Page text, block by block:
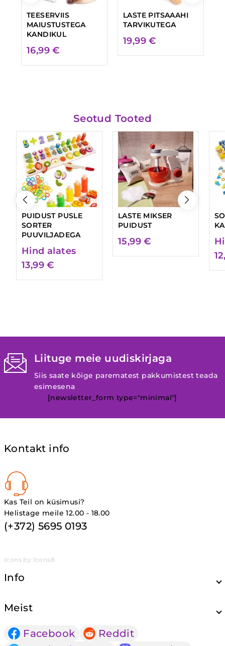
TEESERVIIS
MAIUSTUSTEGA
KANDIKUL
16,99€
LASTE PITSAAAHI
TARVIKUTEGA
19,99€
Seotud Tooted
PUIDUST PUSLE
SORTER
PUUVILJADEGA
Hind alates
13,99€
LASTE MIKSER
PUIDUST
15,99€
Liituge meie uudiskirjaga
Siis saate kõige parematest pakkumistest teada
esimesena
[newsletter_form type="minimal"]
Kontakt info
Kas Teil on küsimusi?
Helistage meile 12.00 - 18.00
(+372) 5695 0193
Icons by Icons8
Info
Meist
Facebook
Reddit